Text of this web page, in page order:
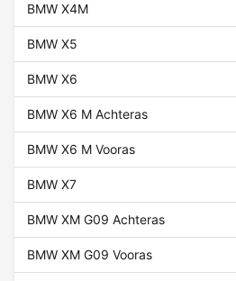
BMW X4M
BMW X5
BMW X6
BMW X6 M Achteras
BMW X6 M Vooras
BMW X7
BMW XM G09 Achteras
BMW XM G09 Vooras